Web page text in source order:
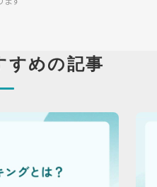
すめの記事